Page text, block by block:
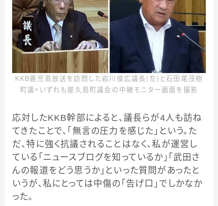
KKB鹿児島放送を訪問した岩川俊広議長（左）と石田尾茂樹
町議＝いずれも屋久島町議会の中継モニター画面を撮影
応対したKKB幹部によると、議長らが4人も訪ね
てきたことで、「無言の圧力を感じた」という。た
だ、特に強く抗議されることはなく、私が運営し
ている「ニュースブログを知っているか」「武田さ
んの報道をどう思うか」といった質問があったと
いうが、私にとっては中傷の「告げ口」でしかなか
った。